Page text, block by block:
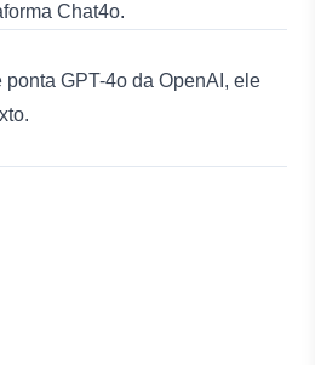
Chat4o.
GPT-4o da OpenAI, ele